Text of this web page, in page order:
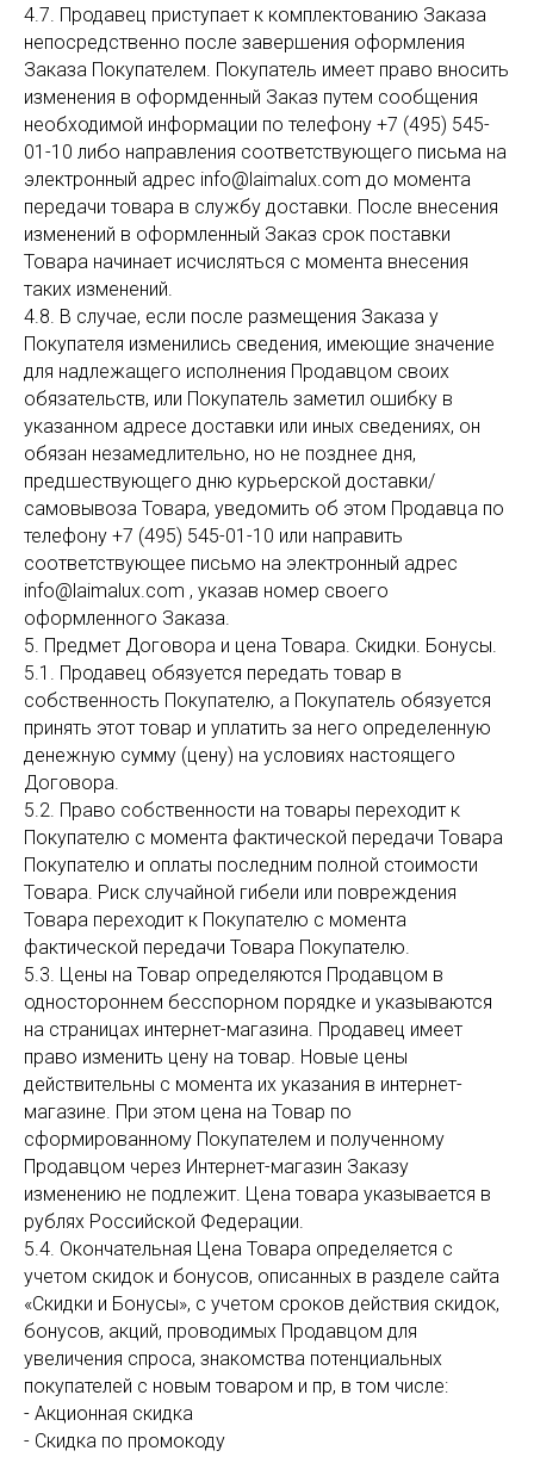
4.7. Продавец приступает к комплектованию Заказа
непосредственно после завершения оформления
Заказа Покупателем. Покупатель имеет право вносить
изменения в оформденный Заказ путем сообщения
необходимой информации по телефону +7 (495) 545-
01-10 либо направления соответствующего письма на
электронный адрес info@laimalux.com до момента
передачи товара в службу доставки. После внесения
изменений в оформленный Заказ срок поставки
Товара начинает исчисляться с момента внесения
таких изменений.
4.8. В случае, если после размещения Заказа у
Покупателя изменились сведения, имеющие значение
для надлежащего исполнения Продавцом своих
обязательств, или Покупатель заметил ошибку в
указанном адресе доставки или иных сведениях, он
обязан незамедлительно, но не позднее дня,
предшествующего дню курьерской доставки/
самовывоза Товара, уведомить об этом Продавца по
телефону +7 (495) 545-01-10 или направить
соответствующее письмо на электронный адрес
info@laimalux.com , указав номер своего
оформленного Заказа.
5. Предмет Договора и цена Товара. Скидки. Бонусы.
5.1. Продавец обязуется передать товар в
собственность Покупателю, а Покупатель обязуется
принять этот товар и уплатить за него определенную
денежную сумму (цену) на условиях настоящего
Договора.
5.2. Право собственности на товары переходит к
Покупателю с момента фактической передачи Товара
Покупателю и оплаты последним полной стоимости
Товара. Риск случайной гибели или повреждения
Товара переходит к Покупателю с момента
фактической передачи Товара Покупателю.
5.3. Цены на Товар определяются Продавцом в
одностороннем бесспорном порядке и указываются
на страницах интернет-магазина. Продавец имеет
право изменить цену на товар. Новые цены
действительны с момента их указания в интернет-
магазине. При этом цена на Товар по
сформированному Покупателем и полученному
Продавцом через Интернет-магазин Заказу
изменению не подлежит. Цена товара указывается в
рублях Российской Федерации.
5.4. Окончательная Цена Товара определяется с
учетом скидок и бонусов, описанных в разделе сайта
«Скидки и Бонусы», с учетом сроков действия скидок,
бонусов, акций, проводимых Продавцом для
увеличения спроса, знакомства потенциальных
покупателей с новым товаром и пр, в том числе:
- Акционная скидка
- Скидка по промокоду